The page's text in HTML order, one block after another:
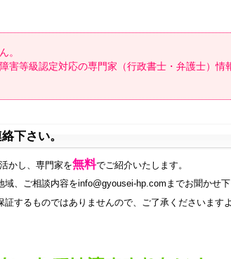
。
害等級認定対応の専門家（行政書士・弁護士）情
下さい。
かし、専門家を無料でご紹介いたします。
域、ご相談内容をinfo@gyousei-hp.comまでお聞かせ
するものではありませんので、ご了承くださいます